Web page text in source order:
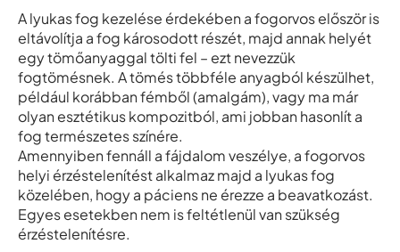
A lyukas fog kezelése érdekében a fogorvos először is
eltávolítja a fog károsodott részét, majd annak helyét
egy tömőanyaggal tölti fel – ezt nevezzük
fogtömésnek. A tömés többféle anyagból készülhet,
például korábban fémből (amalgám), vagy ma már
olyan esztétikus kompozitból, ami jobban hasonlít a
fog természetes színére.
Amennyiben fennáll a fájdalom veszélye, a fogorvos
helyi érzéstelenítést alkalmaz majd a lyukas fog
közelében, hogy a páciens ne érezze a beavatkozást.
Egyes esetekben nem is feltétlenül van szükség
érzéstelenítésre.